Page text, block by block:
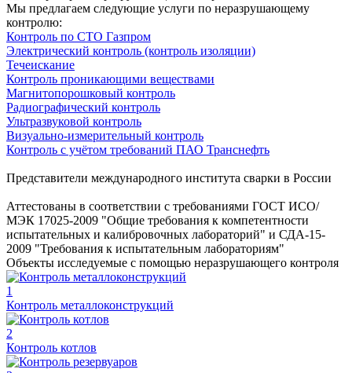
Мы предлагаем следующие услуги по неразрушающему
контролю:
Контроль по СТО Газпром
Электрический контроль (контроль изоляции)
Течеискание
Контроль проникающими веществами
Магнитопорошковый контроль
Радиографический контроль
Ультразвуковой контроль
Визуально-измерительный контроль
Контроль с учётом требований ПАО Транснефть
Представители международного института сварки в России
Аттестованы в соответствии с требованиями ГОСТ ИСО/
МЭК 17025-2009 "Общие требования к компетентности
испытательных и калибровочных лабораторий" и СДА-15-
2009 "Требования к испытательным лабораториям"
Объекты исследуемые с помощью неразрушающего контроля
1
Контроль металлоконструкций
2
Контроль котлов